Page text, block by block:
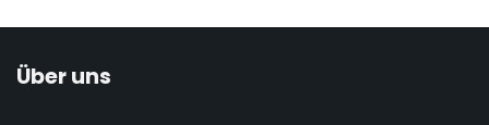
Über uns